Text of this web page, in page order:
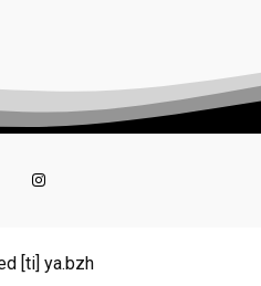
[ti] ya.bzh